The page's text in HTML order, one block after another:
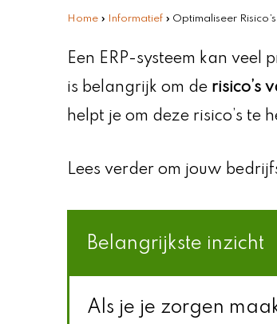
Home » Informatief » Optimaliseer
Een ERP-systeem kan
is belangrijk om de risico’s
helpt je om deze risico’s te
Lees verder om jouw
Belangrijkste inzicht
Als je je zorgen